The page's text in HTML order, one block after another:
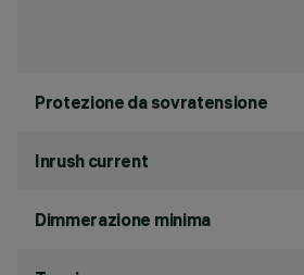
Protezione da sovratensione
Inrush current
Dimmerazione minima